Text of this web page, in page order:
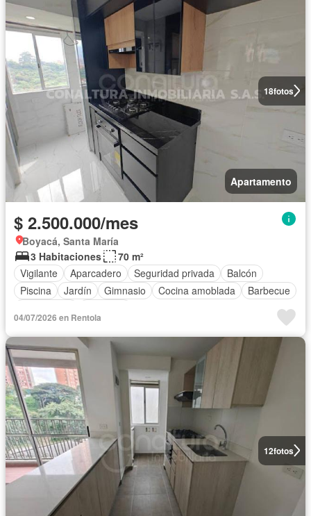
18fotos
Apartamento
$ 2.500.000/mes
Boyacá, Santa María
3 Habitaciones
70 m²
Vigilante
Aparcadero Seguridad privada
Balcón
Piscina
Jardín Gimnasio Cocina amoblada
Barbecue
04/07/2026 en Rentola
12fotos